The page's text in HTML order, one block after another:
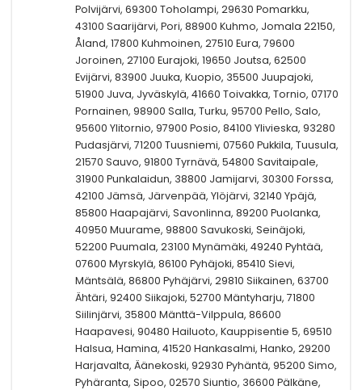
Polvijärvi, 69300 Toholampi, 29630 Pomarkku,
43100 Saarijärvi, Pori, 88900 Kuhmo, Jomala 22150,
Åland, 17800 Kuhmoinen, 27510 Eura, 79600
Joroinen, 27100 Eurajoki, 19650 Joutsa, 62500
Evijärvi, 83900 Juuka, Kuopio, 35500 Juupajoki,
51900 Juva, Jyväskylä, 41660 Toivakka, Tornio, 07170
Pornainen, 98900 Salla, Turku, 95700 Pello, Salo,
95600 Ylitornio, 97900 Posio, 84100 Ylivieska, 93280
Pudasjärvi, 71200 Tuusniemi, 07560 Pukkila, Tuusula,
21570 Sauvo, 91800 Tyrnävä, 54800 Savitaipale,
31900 Punkalaidun, 38800 Jamijarvi, 30300 Forssa,
42100 Jämsä, Järvenpää, Ylöjärvi, 32140 Ypäjä,
85800 Haapajärvi, Savonlinna, 89200 Puolanka,
40950 Muurame, 98800 Savukoski, Seinäjoki,
52200 Puumala, 23100 Mynämäki, 49240 Pyhtää,
07600 Myrskylä, 86100 Pyhäjoki, 85410 Sievi,
Mäntsälä, 86800 Pyhäjärvi, 29810 Siikainen, 63700
Ähtäri, 92400 Siikajoki, 52700 Mäntyharju, 71800
Siilinjärvi, 35800 Mänttä-Vilppula, 86600
Haapavesi, 90480 Hailuoto, Kauppisentie 5, 69510
Halsua, Hamina, 41520 Hankasalmi, Hanko, 29200
Harjavalta, Äänekoski, 92930 Pyhäntä, 95200 Simo,
Pyhäranta, Sipoo, 02570 Siuntio, 36600 Pälkäne,